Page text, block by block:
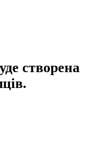
створена